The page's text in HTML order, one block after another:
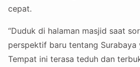
cepat.
“Duduk di halaman masjid saat
perspektif baru tentang Surabaya
Tempat ini terasa teduh dan